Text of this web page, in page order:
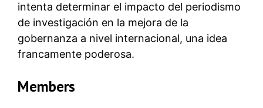
intenta determinar el impacto del periodismo
de investigación en la mejora de la
gobernanza a nivel internacional, una idea
francamente poderosa.
Members